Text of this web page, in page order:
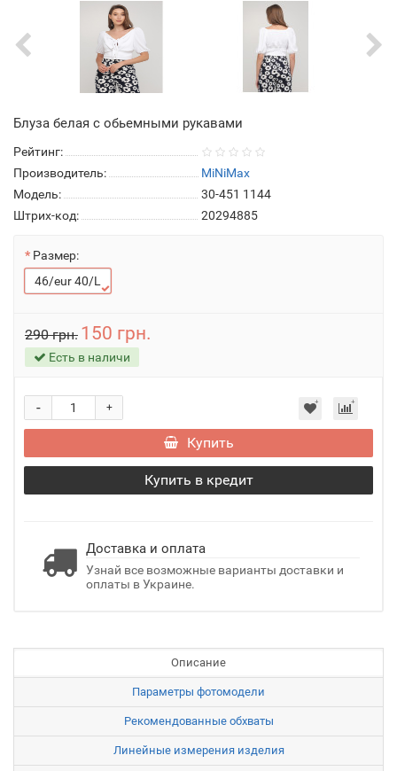
Блуза белая с обьемными рукавами
Рейтинг:
Производитель:
MiNiMax
Модель:
30-451 1144
Штрих-код:
20294885
Размер:
46/eur 40/L
290 грн. 150 грн.
Есть в наличи
+
-
Купить
Купить в кредит
Доставка и оплата
Узнай все возможные варианты доставки и
оплаты в Украине.
Описание
Параметры фотомодели
Рекомендованные обхваты
Линейные измерения изделия